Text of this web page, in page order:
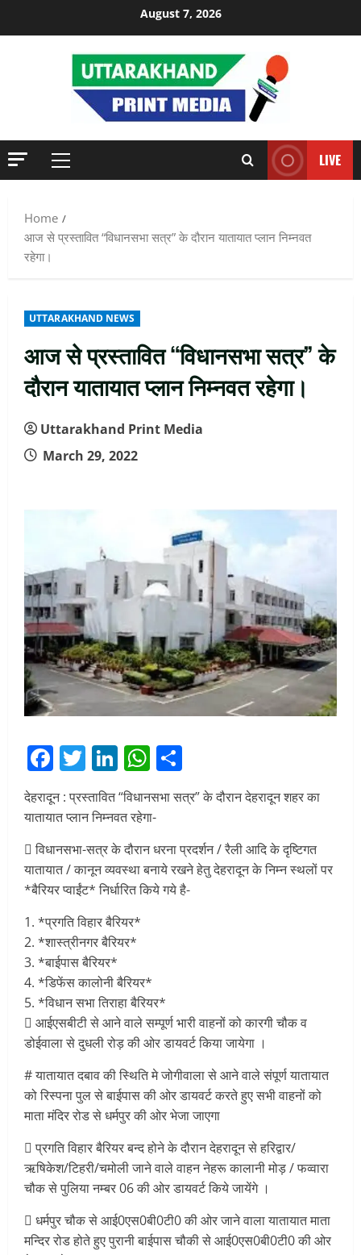
August 7, 2026
Primary
LIVE
Home
आज से प्रस्तावित “विधानसभा सत्र” के दौरान यातायात प्लान निम्नवत
रहेगा।
UTTARAKHAND NEWS
आज से प्रस्तावित “विधानसभा सत्र” के
दौरान यातायात प्लान निम्नवत रहेगा।
Uttarakhand Print Media
March 29, 2022
Facebook
Twitter
LinkedIn
WhatsApp
देहरादून : प्रस्तावित “विधानसभा सत्र” के दौरान देहरादून शहर का
यातायात प्लान निम्नवत रहेगा-
 विधानसभा-सत्र के दौरान धरना प्रदर्शन / रैली आदि के दृष्टिगत
यातायात / कानून व्यवस्था बनाये रखने हेतु देहरादून के निम्न स्थलों पर
*बैरियर प्वाईंट* निर्धारित किये गये है-
1. *प्रगति विहार बैरियर*
2. *शास्त्रीनगर बैरियर*
3. *बाईपास बैरियर*
4. *डिफेंस कालोनी बैरियर*
5. *विधान सभा तिराहा बैरियर*
 आईएसबीटी से आने वाले सम्पूर्ण भारी वाहनों को कारगी चौक व
डोईवाला से दुधली रोड़ की ओर डायवर्ट किया जायेगा ।
# यातायात दबाव की स्थिति मे जोगीवाला से आने वाले संपूर्ण यातायात
को रिस्पना पुल से बाईपास की ओर डायवर्ट करते हुए सभी वाहनों को
माता मंदिर रोड से धर्मपुर की ओर भेजा जाएगा
 प्रगति विहार बैरियर बन्द होने के दौरान देहरादून से हरिद्वार/
ऋषिकेश/टिहरी/चमोली जाने वाले वाहन नेहरू कालानी मोड़ / फव्वारा
चौक से पुलिया नम्बर 06 की ओर डायवर्ट किये जायेंगे ।
 धर्मपुर चौक से आई0एस0बी0टी0 की ओर जाने वाला यातायात माता
मन्दिर रोड होते हुए पुरानी बाईपास चौकी से आई0एस0बी0टी0 की ओर